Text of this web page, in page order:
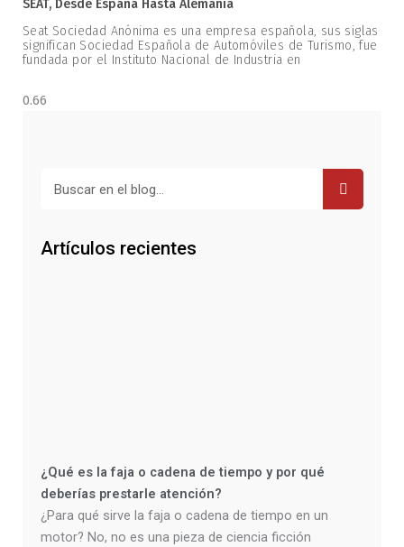
SEAT, Desde España Hasta Alemania
Seat Sociedad Anónima es una empresa española, sus siglas
significan Sociedad Española de Automóviles de Turismo, fue
fundada por el Instituto Nacional de Industria en
Artículos recientes
¿Qué es la faja o cadena de tiempo y por qué
deberías prestarle atención?
¿Para qué sirve la faja o cadena de tiempo en un
motor? No, no es una pieza de ciencia ficción